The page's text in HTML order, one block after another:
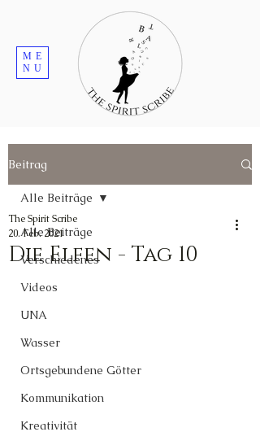
ME
NU
Beitrag
Alle Beiträge
Verschiedenes
Videos
UNA
Wasser
Ortsgebundene Götter
Kommunikation
Kreativität
Alle Beiträge
Die Elfen - Tag 10
The Spirit Scribe
20. Feb. 2021